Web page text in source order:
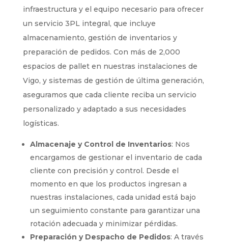
infraestructura y el equipo necesario para ofrecer
un servicio 3PL integral, que incluye
almacenamiento, gestión de inventarios y
preparación de pedidos. Con más de 2,000
espacios de pallet en nuestras instalaciones de
Vigo, y sistemas de gestión de última generación,
aseguramos que cada cliente reciba un servicio
personalizado y adaptado a sus necesidades
logísticas.
Almacenaje y Control de Inventarios: Nos
encargamos de gestionar el inventario de cada
cliente con precisión y control. Desde el
momento en que los productos ingresan a
nuestras instalaciones, cada unidad está bajo
un seguimiento constante para garantizar una
rotación adecuada y minimizar pérdidas.
Preparación y Despacho de Pedidos: A través